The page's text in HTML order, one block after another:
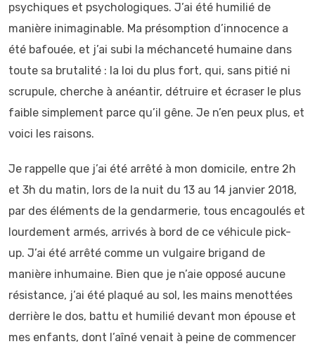
psychiques et psychologiques. J’ai été humilié de
manière inimaginable. Ma présomption d’innocence a
été bafouée, et j’ai subi la méchanceté humaine dans
toute sa brutalité : la loi du plus fort, qui, sans pitié ni
scrupule, cherche à anéantir, détruire et écraser le plus
faible simplement parce qu’il gêne. Je n’en peux plus, et
voici les raisons.
Je rappelle que j’ai été arrêté à mon domicile, entre 2h
et 3h du matin, lors de la nuit du 13 au 14 janvier 2018,
par des éléments de la gendarmerie, tous encagoulés et
lourdement armés, arrivés à bord de ce véhicule pick-
up. J’ai été arrêté comme un vulgaire brigand de
manière inhumaine. Bien que je n’aie opposé aucune
résistance, j’ai été plaqué au sol, les mains menottées
derrière le dos, battu et humilié devant mon épouse et
mes enfants, dont l’aîné venait à peine de commencer